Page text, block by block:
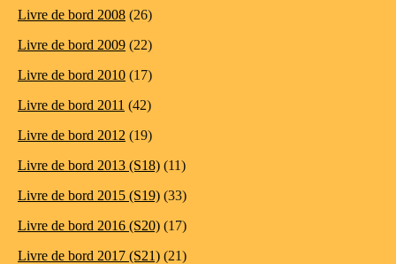
Livre de bord 2008 (26)
Livre de bord 2009 (22)
Livre de bord 2010 (17)
Livre de bord 2011 (42)
Livre de bord 2012 (19)
Livre de bord 2013 (S18) (11)
Livre de bord 2015 (S19) (33)
Livre de bord 2016 (S20) (17)
Livre de bord 2017 (S21) (21)